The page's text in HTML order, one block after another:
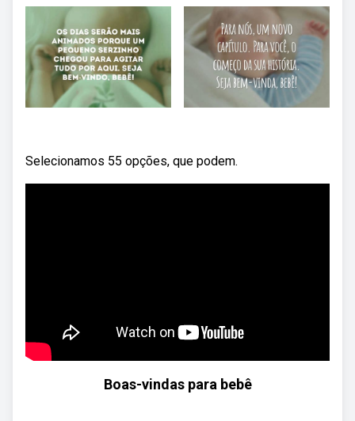
Selecionamos 55 opções, que podem.
Boas-vindas para bebê